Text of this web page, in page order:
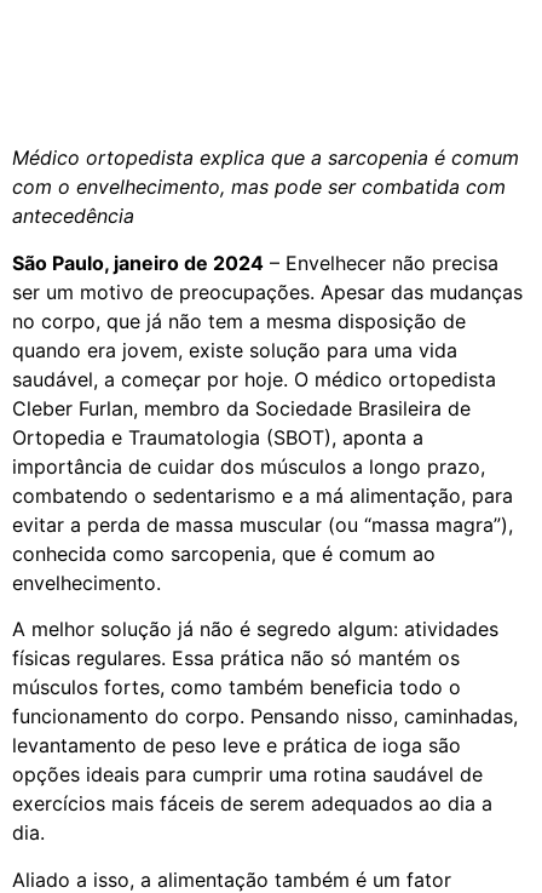
Médico ortopedista explica que a sarcopenia é comum
com o envelhecimento, mas pode ser combatida com
antecedência
São Paulo, janeiro de 2024 – Envelhecer não precisa
ser um motivo de preocupações. Apesar das mudanças
no corpo, que já não tem a mesma disposição de
quando era jovem, existe solução para uma vida
saudável, a começar por hoje. O médico ortopedista
Cleber Furlan, membro da Sociedade Brasileira de
Ortopedia e Traumatologia (SBOT), aponta a
importância de cuidar dos músculos a longo prazo,
combatendo o sedentarismo e a má alimentação, para
evitar a perda de massa muscular (ou “massa magra”),
conhecida como sarcopenia, que é comum ao
envelhecimento.
A melhor solução já não é segredo algum: atividades
físicas regulares. Essa prática não só mantém os
músculos fortes, como também beneficia todo o
funcionamento do corpo. Pensando nisso, caminhadas,
levantamento de peso leve e prática de ioga são
opções ideais para cumprir uma rotina saudável de
exercícios mais fáceis de serem adequados ao dia a
dia.
Aliado a isso, a alimentação também é um fator